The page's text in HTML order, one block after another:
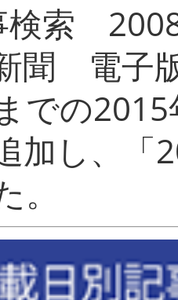
検索
聞 電子
での
加し、「
し